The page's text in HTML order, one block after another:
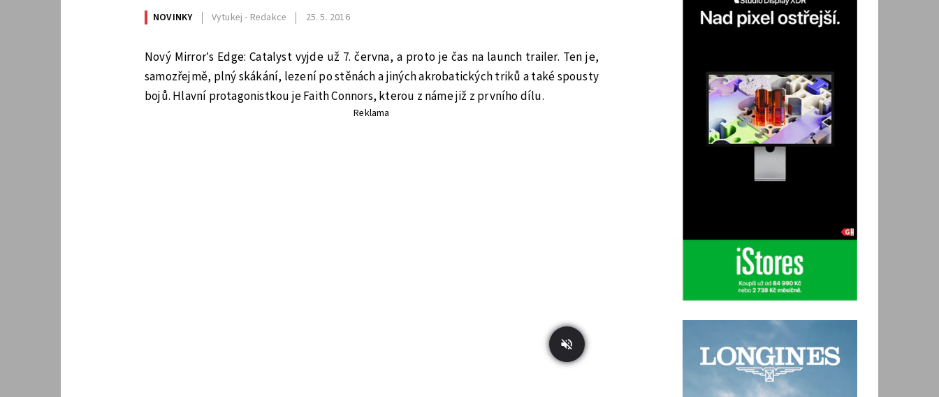
NOVINKY Vytukej - Redakce 25. 5. 2016
Nový Mirror’s Edge: Catalyst vyjde už 7. června, a proto je čas na launch trailer. Ten je,
samozřejmě, plný skákání, lezení po stěnách a jiných akrobatických triků a také spousty
bojů. Hlavní protagonistkou je Faith Connors, kterou z náme již z prvního dílu.
Reklama